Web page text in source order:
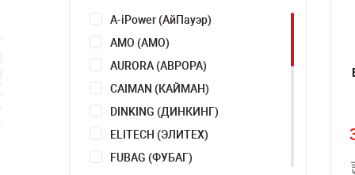
A-iPower (АйПауэр)
AMO (АМО)
AURORA (АВРОРА)
CAIMAN (КАЙМАН)
DINKING (ДИНКИНГ)
ELITECH (ЭЛИТЕХ)
FUBAG (ФУБАГ)